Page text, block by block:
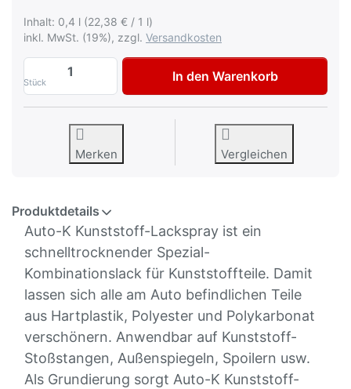
Inhalt: 0,4 l (22,38 € / 1 l)
inkl. MwSt. (19%), zzgl. Versandkosten
Stück
Kunststoff Lackspray schwarz von AutoK
In den Warenkorb
Merken Vergleichen
Produktdetails
Auto-K Kunststoff-Lackspray ist ein
schnelltrocknender Spezial-
Kombinationslack für Kunststoffteile. Damit
lassen sich alle am Auto befindlichen Teile
aus Hartplastik, Polyester und Polykarbonat
verschönern. Anwendbar auf Kunststoff-
Stoßstangen, Außenspiegeln, Spoilern usw.
Als Grundierung sorgt Auto-K Kunststoff-